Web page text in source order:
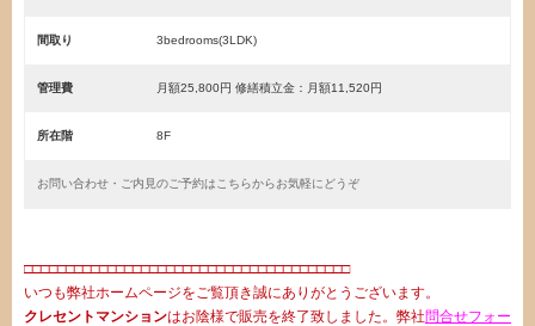
間取り 3bedrooms(3LDK)
管理費 月額25,800円 修繕積立金：月額11,520円
所在階 8F
お問い合わせ・ご内見のご予約はこちらからお気軽にどうぞ
□□□□□□□□□□□□□□□□□□□□□□□□□□□□□□□□□□□□□□□
いつも弊社ホームページをご覧頂き誠にありがとうございます。
クレセントマンションはお陰様で販売を終了致しました。弊社問合せフォー